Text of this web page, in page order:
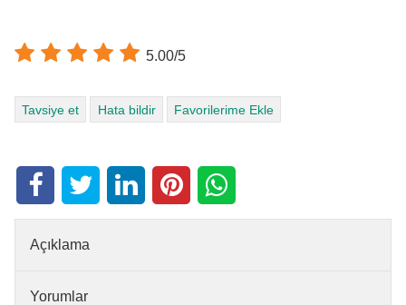
5.00/5
Tavsiye et Hata bildir Favorilerime Ekle
Açıklama
Yorumlar